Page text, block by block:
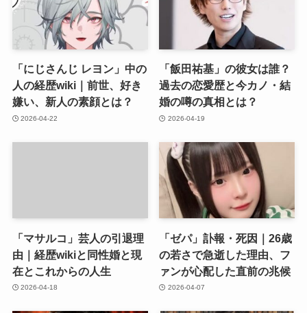
「にじさんじ レヨン」中の
人の経歴wiki｜前世、好き
嫌い、新人の素顔とは？
2026-04-22
「飯田祐基」の彼女は誰？
過去の恋愛歴と今カノ・結
婚の噂の真相とは？
2026-04-19
「マサルコ」芸人の引退理
由｜経歴wikiと同性婚と現
在とこれからの人生
2026-04-18
「ゼパ」訃報・死因｜26歳
の若さで急逝した理由、フ
ァンが心配した直前の兆候
2026-04-07